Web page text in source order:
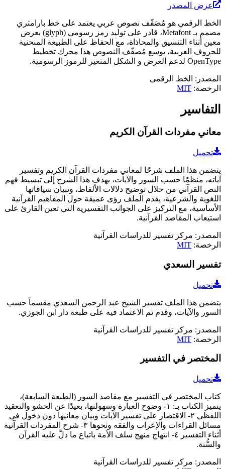
عرض المصدر
الخط الرقمي هو مُصَفّف نصوص عربي يعتمد على خط بارامتري
مصمم بـ Metafont، قادر على توليد رمز رسومي (glyph) بعرض
معين أثناء التنسيق والمحاذاة، مع الحفاظ على الطبيعة المنحنية
للحروف العربية، يوسع مُصفّف النصوص هذا محرك تخطيط
OpenType لدعم العرض و الشكل المتغير للرموز الرسومية.
المصدر : الخط الرقمي
الرخصة:
MIT
التفاسير
معاني مفردات القرآن الكريم
تحميل
يتضمن هذا الملف شرحًا لمعاني مفردات القرآن الكريم وتفسير
آياته، منظمًا حسب السور والآيات، يهدف هذا الشرح إلى تبسيط فهم
النص القرآني من خلال توضيح دلالات الألفاظ، وتبيان سياقاتها
اللغوية والشرعية، يقدم الملف رؤى عميقة حول المفاهيم القرآنية
الأساسية، مع التركيز على الجوانب التفسيرية التي تعين القارئ على
استيعاب المقاصد القرآنية.
المصدر : مركز تفسير للدراسات القرآنية
الرخصة:
MIT
تفسير السعدي
تحميل
يتضمن هذا الملف تفسير الشيخ عبد الرحمن السعدي مقسماً حسب
السور والآيات، وقدم تم الاعتماد فيه على طبعة دار ابن الجوزي.
المصدر : مركز تفسير للدراسات القرآنية
الرخصة:
MIT
المختصر في التفسير
تحميل
كتاب المختصر في التفسير مع مقاصد السور (الطبعة السابعة)،
يتميز الكتاب بـ: ١- وضوح العبارة وسهولتها، بعيدًا عن الحشو والتعقيد
اللفظي ٢- الاقتصار على تفسير الآيات وبيان معانيها دون دخول في
مسائل القراءات والإعراب والفقه ونحوها ٣- شرح المفردات القرآنية
أثناء التفسير ٤- انتهاج منهج سلف الأمة باتباع ما دلَّ عليه القرآن
والسُّنة.
المصدر : مركز تفسير للدراسات القرآنية